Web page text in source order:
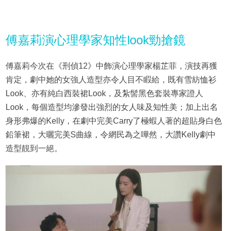
傅嘉莉演心理學家知性look勁搶鏡
傅嘉莉今次在《刑偵12》中飾演心理學家楊芷菲，演技再獲
肯定，劇中她的女強人造型亦令人目不睱給，既有雪紡恤衫
Look、亦有純白西裝裙Look，及紮髻黑色套裝專家證人
Look，每個造型均滲發出強烈的女人味及知性美；加上出名
身形弗爆的Kelly，在劇中完美Carry了極蝦人著的超貼身白色
鉛筆裙，大曬完美S曲線，令網民為之嘩然，大讚Kelly劇中
造型靚到一絕。